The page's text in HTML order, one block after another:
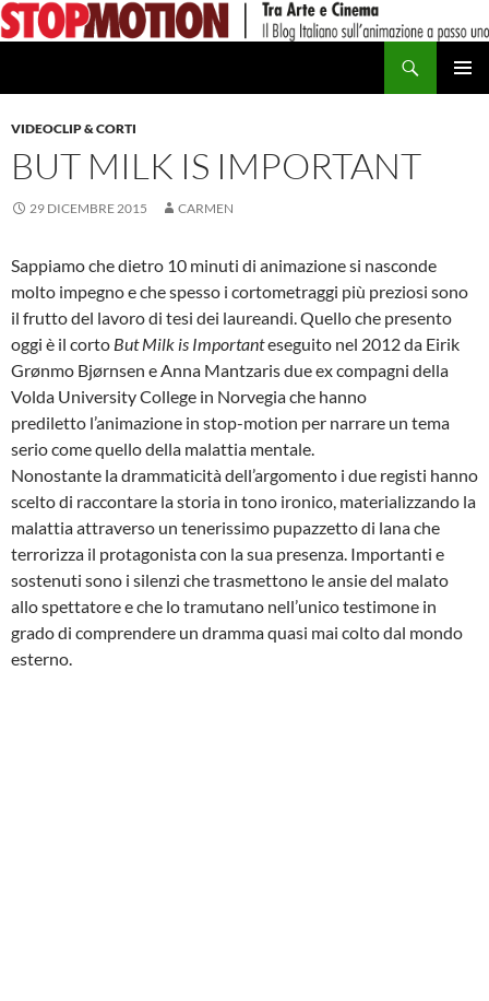
Vai
al
VIDEOCLIP & CORTI
BUT MILK IS IMPORTANT
29 DICEMBRE 2015 CARMEN
Sappiamo che dietro 10 minuti di animazione si nasconde
molto impegno e che spesso i cortometraggi più preziosi sono
il frutto del lavoro di tesi dei laureandi. Quello che presento
oggi è il corto But Milk is Importanteseguito nel 2012 da Eirik
Grønmo Bjørnsen e Anna Mantzaris due ex compagni della
Volda University College in Norvegia che hanno
prediletto l’animazione in stop-motion per narrare un tema
serio come quello della malattia mentale.
Nonostante la drammaticità dell’argomento i due registi hanno
scelto di raccontare la storia in tono ironico, materializzando la
malattia attraverso un tenerissimo pupazzetto di lana che
terrorizza il protagonista con la sua presenza. Importanti e
sostenuti sono i silenzi che trasmettono le ansie del malato
allo spettatore e che lo tramutano nell’unico testimone in
grado di comprendere un dramma quasi mai colto dal mondo
esterno.